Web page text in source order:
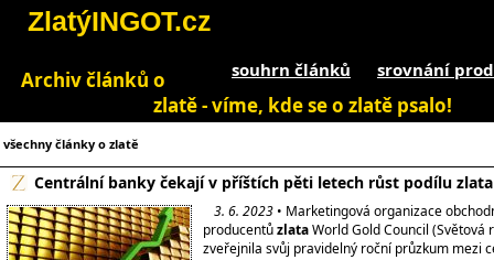
ZlatýINGOT.cz
souhrn článků srovnání
Archiv článků o
zlatě - víme, kde se o zlatě psalo!
všechny články o zlatě
Centrální banky čekají v příštích pěti letech růst podílu
3. 6. 2023 • Marketingová organizace
producentůzlataWorld Gold Council (Světová
zveřejnila svůj pravidelný roční průzkum mezi